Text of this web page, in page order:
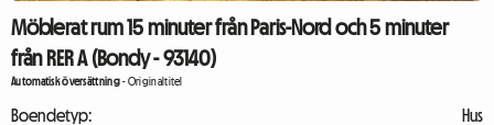
Möblerat rum 15 minuter från Paris-Nord och 5 minuter
från RER A (Bondy - 93140)
Automatisk översättning-Originaltitel
Boendetyp:
Hus